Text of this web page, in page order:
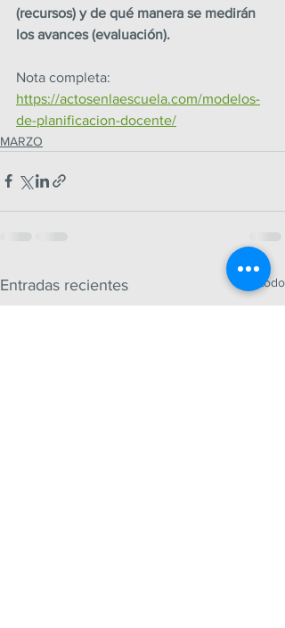
(recursos) y de qué manera se medirán
los avances (evaluación).
Nota completa:
https://actosenlaescuela.com/modelos-
de-planificacion-docente/
MARZO
Entradas recientes Ver todo